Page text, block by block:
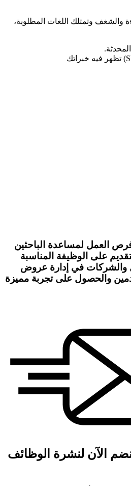
والشغف وتمتلك اللغات المطلوبة،
العمل لمساعدة الباحثين
على الوظيفة المناسبة
في إدارة عروض
والحصول على تجربة مميزة
الآن لنشرة الوظائف